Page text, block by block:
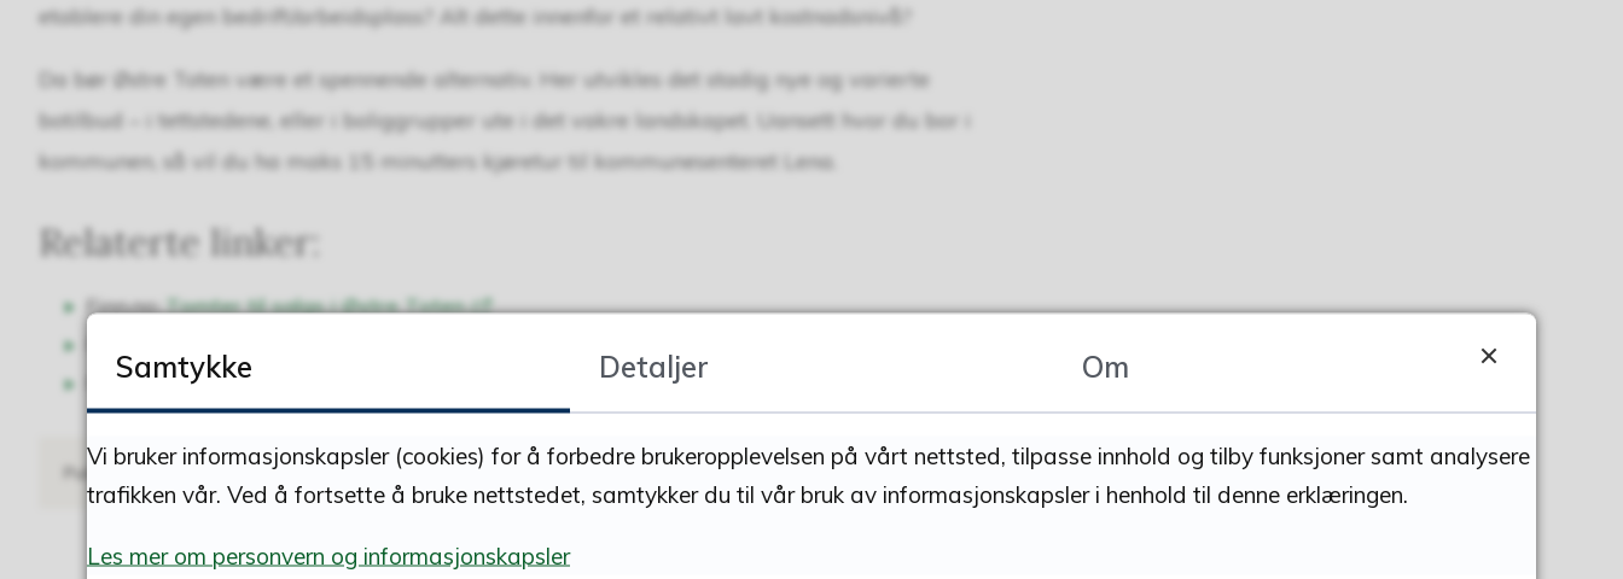
etablere din egen bedrift/arbeidsplass? Alt dette innenfor et relativt lavt kostnadsnivå?
Da bør Østre Toten være et spennende alternativ. Her utvikles det stadig nye og varierte
botilbud – i tettstedene, eller i boliggrupper ute i det vakre landskapet. Uansett hvor du bor i
kommunen, så vil du ha maks 15 minutters kjøretur til kommunesenteret Lena.
Relaterte linker:
Finn.no:Tomter til salgs i Østre Toten
Finn.no:Fritidsboliger til salgs i Østre Toten
Publisert 14.05.2018 08.51 Sist endret 21.12.2023 06.52
Samtykke Detaljer Om
Vi bruker informasjonskapsler (cookies) for å forbedre brukeropplevelsen på vårt nettsted, tilpasse innhold og tilby funksjoner samt analysere
trafikken vår. Ved å fortsette å bruke nettstedet, samtykker du til vår bruk av informasjonskapsler i henhold til denne erklæringen.
Les mer om personvern og informasjonskapsler